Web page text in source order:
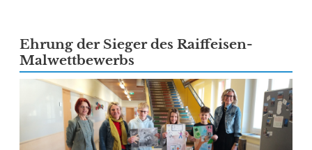
Ehrung der Sieger des Raiffeisen-
Malwettbewerbs